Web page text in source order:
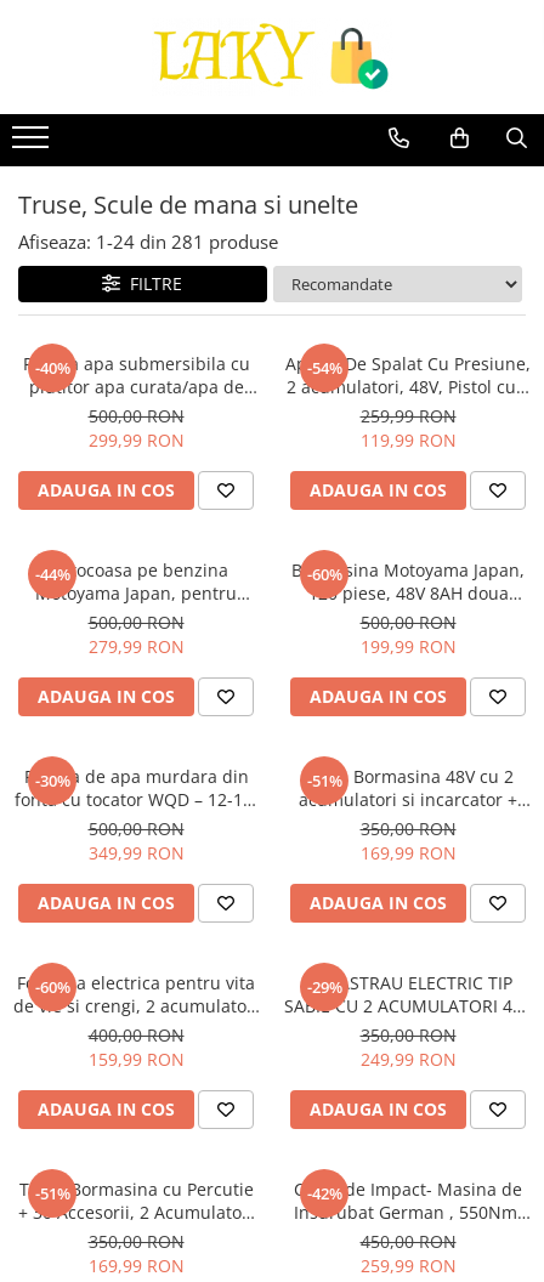
Toate Produsele
Îngrijire personală & Cosmetice
Casă & Grădină
Diverse
Accesorii telefoane & Gadgeturi
Accesorii telefoane & Gadgeturi
TV, Audio-Video & Foto
Gaming & Jucării
Jocuri si Jucarii
Electrocasnice & Electronice
Accesorii auto
Divertisment
Truse, Scule de mana si unelte
Lumea copiilor
Auto, Moto, Vehicule Electrice
Componente IT
Instalatii luminoase, Brazi Artificiali
de Craciun
Sisteme de supraveghere si
securitate
Truse, Scule de mana si unelte
Afiseaza: 1-24 din 281 produse
FILTRE
-40%
Pompa apa submersibila cu
plutitor apa curata/apa de
rau/ fantana FUERTE® QDX-
35-1.5KW, 8000 l/h debit
maxim, inaltime refulare 35m,
Adancime 35m
500,00 RON
299,99 RON
ADAUGA IN COS
-54%
Aparat De Spalat Cu Presiune,
2 acumulatori, 48V, Pistol cu 3
moduri, 30 bari, Recipient
spuma, Filtru si Duze incluse
259,99 RON
119,99 RON
ADAUGA IN COS
-44%
Motocoasa pe benzina
Motoyama Japan, pentru
terenuri dificile, 8.5CP, model
2026, Rosu
500,00 RON
279,99 RON
ADAUGA IN COS
-60%
Bormasina Motoyama Japan,
120 piese, 48V 8AH doua
Baterii extra, incarcator
inclus, model 2026
500,00 RON
199,99 RON
ADAUGA IN COS
-30%
Pompa de apa murdara din
fonta cu tocator WQD – 12-15-
2.5 cu plutitor PROFESIONAL®
500,00 RON
349,99 RON
ADAUGA IN COS
-51%
Trusa Bormasina 48V cu 2
acumulatori si incarcator +
Accesorii
350,00 RON
169,99 RON
ADAUGA IN COS
-60%
Foarfeca electrica pentru vita
de vie si crengi, 2 acumulatori
48VF 5Ah, albastru
400,00 RON
159,99 RON
ADAUGA IN COS
-29%
FIERASTRAU ELECTRIC TIP
SABIE CU 2 ACUMULATORI 48V
+ 4 LAME CADOU
350,00 RON
249,99 RON
ADAUGA IN COS
-51%
Trusa Bormasina cu Percutie
+ 30 Accesorii, 2 Acumulatori
48V 5AH
350,00 RON
169,99 RON
-42%
Cheie de Impact- Masina de
Insurubat German , 550Nm,
40 de Accesorii, 2 Acumulatori
48V si Valiza Inclusa
450,00 RON
259,99 RON